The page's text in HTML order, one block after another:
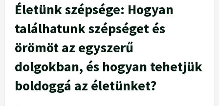
Életünk szépsége: Hogyan
találhatunk szépséget és
örömöt az egyszerű
dolgokban, és hogyan tehetjük
boldoggá az életünket?